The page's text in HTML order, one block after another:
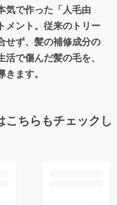
気で作った「人毛由
メント。従来のトリー
せず、髪の補修成分の
で傷んだ髪の毛を、
ます。
こちらもチェックし